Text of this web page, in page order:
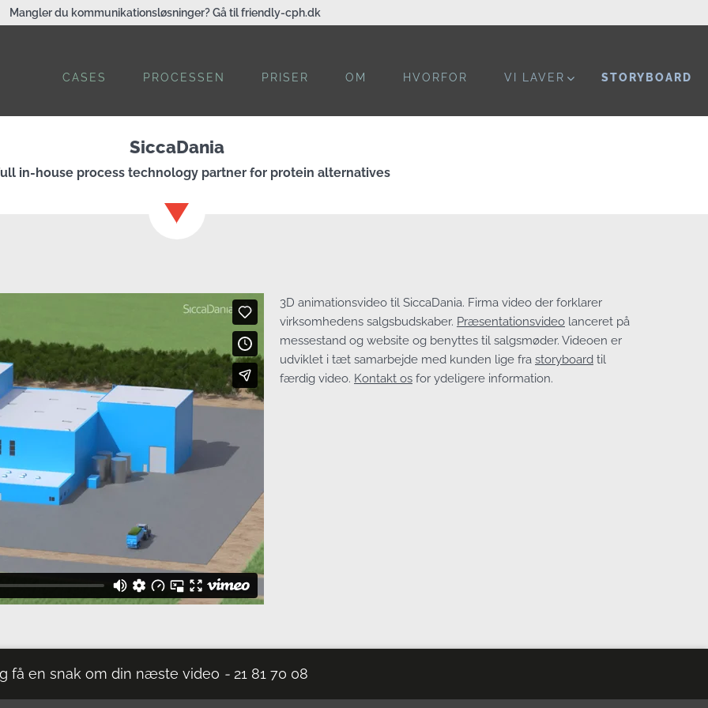
Mangler du kommunikationsløsninger? Gå til friendly-cph.dk
CASES PROCESSEN PRISER OM HVORFOR VI LAVER STORYBOARD
SiccaDania
in-house process technology partner for protein alternatives
3D animationsvideo til SiccaDania. Firma video der forklarer
virksomhedens salgsbudskaber. Præsentationsvideo lanceret på
messestand og website og benyttes til salgsmøder. Videoen er
udviklet i tæt samarbejde med kunden lige fra storyboard til
færdig video. Kontakt os for ydeligere information.
få en snak om din næste video - 21 81 70 08